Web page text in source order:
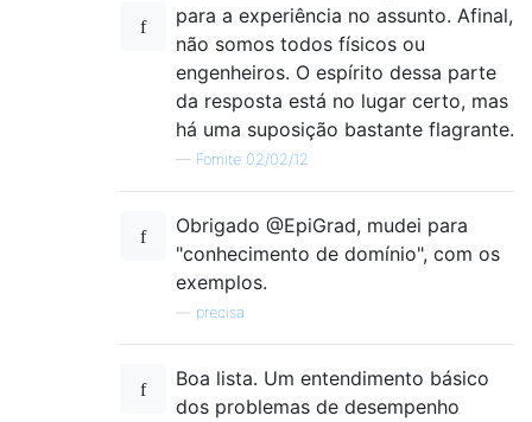
para a experiência no assunto. Afinal,
não somos todos físicos ou
engenheiros. O espírito dessa parte
da resposta está no lugar certo, mas
há uma suposição bastante flagrante.
— Fomite 02/02/12
Obrigado @EpiGrad, mudei para
"conhecimento de domínio", com os
exemplos.
precisa
Boa lista. Um entendimento básico
dos problemas de desempenho